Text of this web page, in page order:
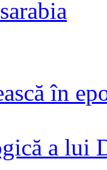
în
a lui